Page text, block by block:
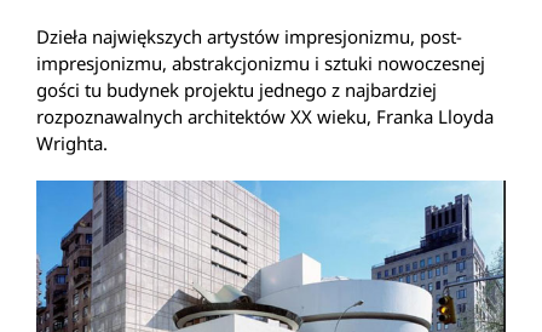
Dzieła największych artystów impresjonizmu, post-
impresjonizmu, abstrakcjonizmu i sztuki nowoczesnej
gości tu budynek projektu jednego z najbardziej
rozpoznawalnych architektów XX wieku, Franka Lloyda
Wrighta.